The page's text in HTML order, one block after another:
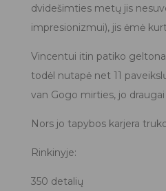
dvidešimties metų jis
impresionizmui), jis ėmė
Vincentui itin patiko geltona
todėl nutapė net 11
van Gogo mirties, jo
Nors jo tapybos karjera
Rinkinyje:
350 detalių